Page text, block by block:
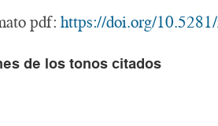
pdf:https://doi.org/
de los tonos citados